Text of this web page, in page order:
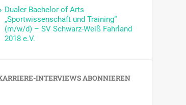
Dualer Bachelor of Arts
„Sportwissenschaft und Training“
(m/w/d) – SV Schwarz-Weiß Fahrland
2018 e.V.
INTERVIEWS ABONNIEREN